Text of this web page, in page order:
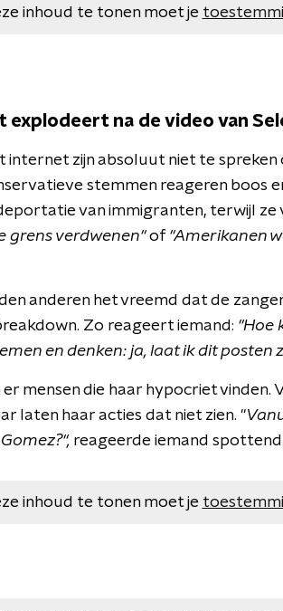
inhoud te tonen moet je
explodeert na de video van
internet zijn absoluut niet te spreken
stemmen reageren boos
van immigranten, terwijl ze
grens verdwenen"of "Amerikanen
anderen het vreemd dat de
Zo reageert iemand: "Hoe
en denken: ja, laat ik dit posten
er mensen die haar hypocriet vinden.
laten haar acties dat niet zien. "
reageerde iemand spottend.
inhoud te tonen moet je